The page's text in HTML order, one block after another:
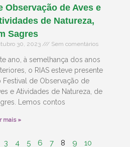
Observação de Aves e
de Natureza,
Sagres
30, 2023 Sem comentários
ano, à semelhança dos anos
o RIAS esteve presente
Festival de Observação de
e Atividades de Natureza, de
Lemos contos
mais »
3 4 5 6 7 8 9
10